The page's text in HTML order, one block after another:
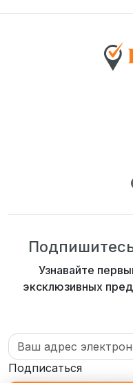
Узнавайте
эксклюзивных
Подписаться